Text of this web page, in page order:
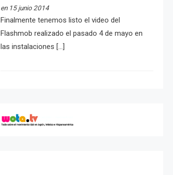
en 15 junio 2014
Finalmente tenemos listo el video del
Flashmob realizado el pasado 4 de mayo en
las instalaciones […]